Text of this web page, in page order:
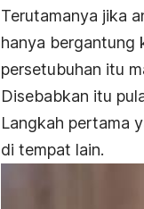
Terutamanya jika
hanya bergantung
persetubuhan itu
Disebabkan itu
Langkah pertama
di tempat lain.